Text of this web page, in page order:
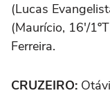
(Lucas
(Maurício, 16'/
Ferreira.
CRUZEIRO: